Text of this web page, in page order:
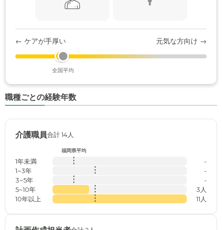
← ケアが手厚い 元気な方向け →
全国平均
職種ごとの経験年数
介護職員合計 14人
福岡県平均
1年未満
-
1~3年
-
3~5年
-
5~10年
3人
10年以上
11人